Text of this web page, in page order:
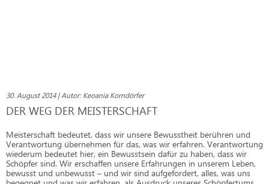
30. August 2014 | Autor: Keoania Korndörfer
DER WEG DER MEISTERSCHAFT
Meisterschaft bedeutet, dass wir unsere Bewusstheit berühren und
Verantwortung übernehmen für das, was wir erfahren. Verantwortung
wiederum bedeutet hier, ein Bewusstsein dafür zu haben, dass wir
Schöpfer sind. Wir erschaffen unsere Erfahrungen in unserem Leben,
bewusst und unbewusst – und wir sind aufgefordert, alles, was uns